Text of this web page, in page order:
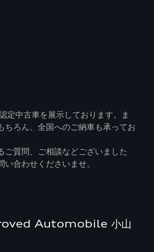
定中古車を展示しております。ま
ちろん、全国へのご納車も承ってお
ご質問、ご相談などございました
い合わせくださいませ。
Automobile 小山